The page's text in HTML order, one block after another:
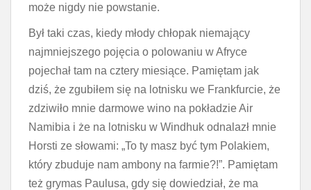
może nigdy nie powstanie.
Był taki czas, kiedy młody chłopak niemający
najmniejszego pojęcia o polowaniu w Afryce
pojechał tam na cztery miesiące. Pamiętam jak
dziś, że zgubiłem się na lotnisku we Frankfurcie, że
zdziwiło mnie darmowe wino na pokładzie Air
Namibia i że na lotnisku w Windhuk odnalazł mnie
Horsti ze słowami: „To ty masz być tym Polakiem,
który zbuduje nam ambony na farmie?!”. Pamiętam
też grymas Paulusa, gdy się dowiedział, że ma